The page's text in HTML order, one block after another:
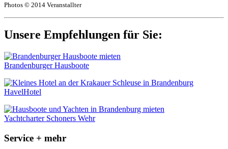
Photos © 2014 Veranstallter
Unsere Empfehlungen für Sie:
Brandenburger Hausboote
HavelHotel
Yachtcharter Schoners Wehr
Service + mehr